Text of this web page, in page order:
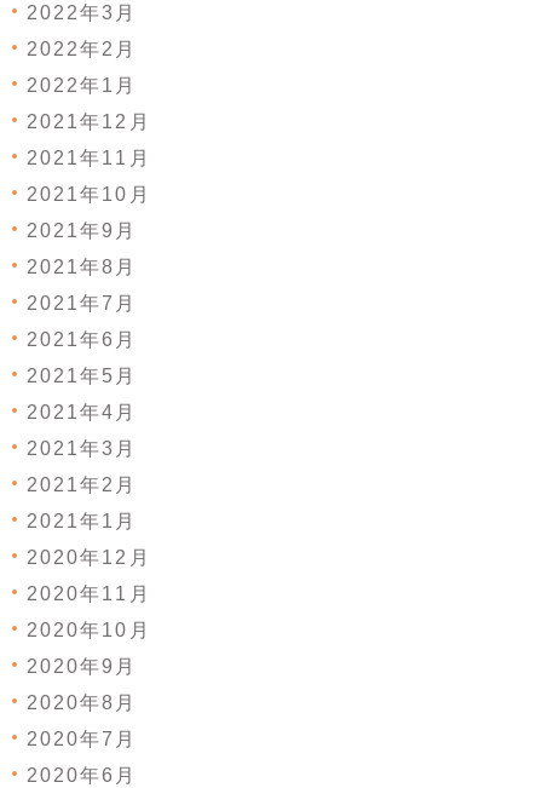
2022年3月
2022年2月
2022年1月
2021年12月
2021年11月
2021年10月
2021年9月
2021年8月
2021年7月
2021年6月
2021年5月
2021年4月
2021年3月
2021年2月
2021年1月
2020年12月
2020年11月
2020年10月
2020年9月
2020年8月
2020年7月
2020年6月